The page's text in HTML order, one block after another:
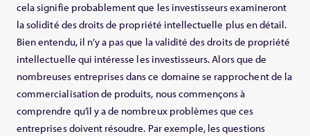
cela signifie probablement que les investisseurs examineront
la solidité des droits de propriété intellectuelle plus en détail.
Bien entendu, il n’y a pas que la validité des droits de propriété
intellectuelle qui intéresse les investisseurs. Alors que de
nombreuses entreprises dans ce domaine se rapprochent de la
commercialisation de produits, nous commençons à
comprendre qu’il y a de nombreux problèmes que ces
entreprises doivent résoudre. Par exemple, les questions